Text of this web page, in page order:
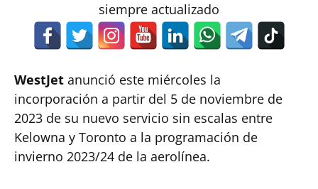
siempre actualizado
WestJet anunció este miércoles la
incorporación a partir del 5 de noviembre de
2023 de su nuevo servicio sin escalas entre
Kelowna y Toronto a la programación de
invierno 2023/24 de la aerolínea.